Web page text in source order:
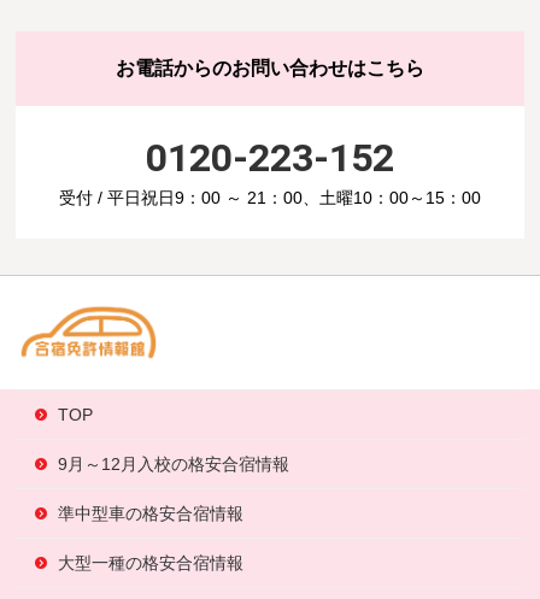
お電話からのお問い合わせはこちら
0120-223-152
受付 / 平日祝日9：00 ～ 21：00、土曜10：00～15：00
TOP
9月～12月入校の格安合宿情報
準中型車の格安合宿情報
大型一種の格安合宿情報